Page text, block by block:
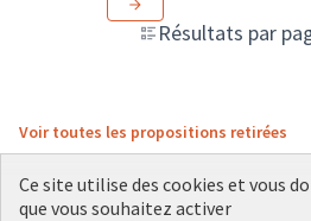
Résultats par
Voir toutes les propositions retirées
Ce site utilise des cookies et vous
que vous souhaitez activer